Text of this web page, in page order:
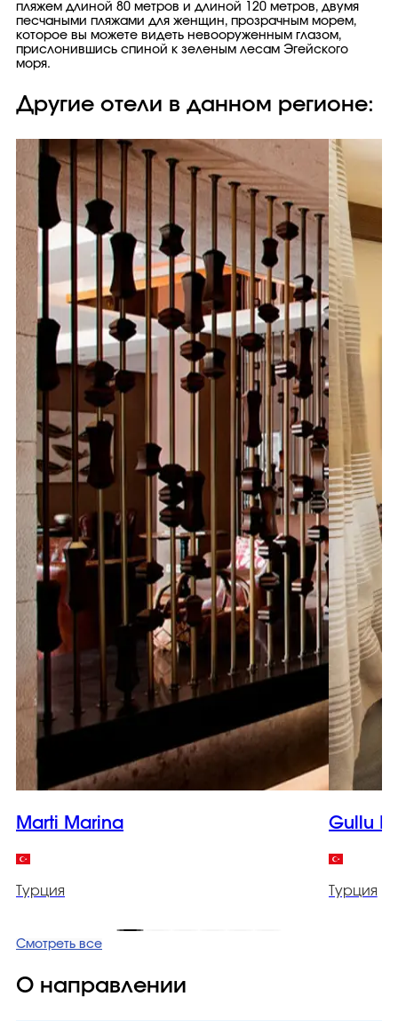
пляжем длиной 80 метров и длиной 120 метров, двумя
песчаными пляжами для женщин, прозрачным морем,
которое вы можете видеть невооруженным глазом,
прислонившись спиной к зеленым лесам Эгейского
моря.
Другие отели в данном регионе:
Marti Marina
Турция
Gullu
Турция
Смотреть все
О направлении